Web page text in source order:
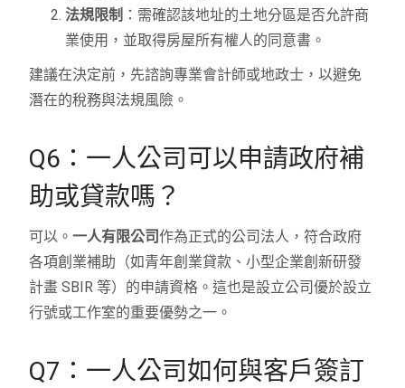
法規限制 ：需確認該地址的土地分區是否允許商
業使用，並取得房屋所有權人的同意書。
建議在決定前，先諮詢專業會計師或地政士，以避免
潛在的稅務與法規風險。
Q6：一人公司可以申請政府補
助或貸款嗎？
可以。一人有限公司作為正式的公司法人，符合政府
各項創業補助（如青年創業貸款、小型企業創新研發
計畫 SBIR 等）的申請資格。這也是設立公司優於設立
行號或工作室的重要優勢之一。
Q7：一人公司如何與客戶簽訂